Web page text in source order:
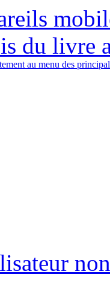
du livre
au menu des